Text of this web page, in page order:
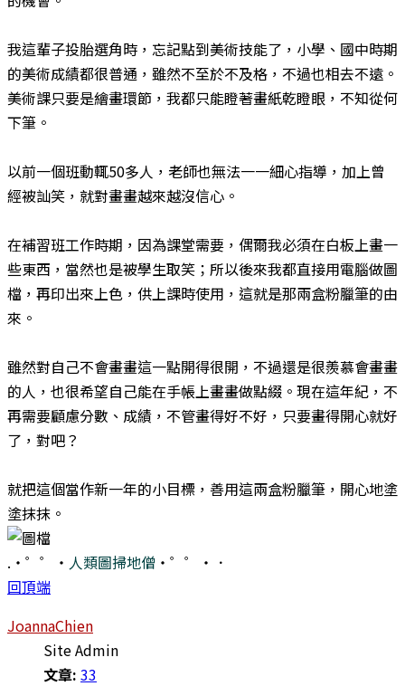
​我這輩子投胎選角時，忘記點到美術技能了，小學、國中時期
的美術成績都很普通，雖然不至於不及格，不過也相去不遠。
美術課只要是繪畫環節，我都只能瞪著畫紙乾瞪眼，不知從何
下筆。
​以前一個班動輒50多人，老師也無法一一細心指導，加上曾
經被訕笑，就對畫畫越來越沒信心。
​在補習班工作時期，因為課堂需要，偶爾我必須在白板上畫一
些東西，當然也是被學生取笑；所以後來我都直接用電腦做圖
檔，再印出來上色，供上課時使用，這就是那兩盒粉臘筆的由
來。
​雖然對自己不會畫畫這一點開得很開，不過還是很羨慕會畫畫
的人，也很希望自己能在手帳上畫畫做點綴。現在這年紀，不
再需要顧慮分數、成績，不管畫得好不好，只要畫得開心就好
了，對吧？
就把這個當作新一年的小目標，善用這兩盒粉臘筆，開心地塗
塗抹抹。
.・゜゜・ 人類圖掃地僧 ・゜゜・．
回頂端
JoannaChien
Site Admin
文章: 33